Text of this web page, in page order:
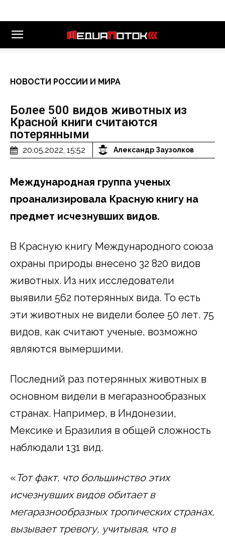
НОВОСТИ РОССИИ И МИРА
Более 500 видов животных из
Красной книги считаются
потерянными
20.05.2022, 15:52 Александр Заузолков
Международная группа ученых
проанализировала Красную книгу на
предмет исчезнувших видов.
В Красную книгу Международного союза
охраны природы внесено 32 820 видов
животных. Из них исследователи
выявили 562 потерянных вида. То есть
эти животных не видели более 50 лет. 75
видов, как считают ученые, возможно
являются вымершими.
Последний раз потерянных животных в
основном видели в мегаразнообразных
странах. Например, в Индонезии,
Мексике и Бразилия в общей сложность
наблюдали 131 вид.
«Тот факт, что большинство этих
исчезнувших видов обитает в
мегаразнообразных тропических странах,
вызывает тревогу, учитывая, что в